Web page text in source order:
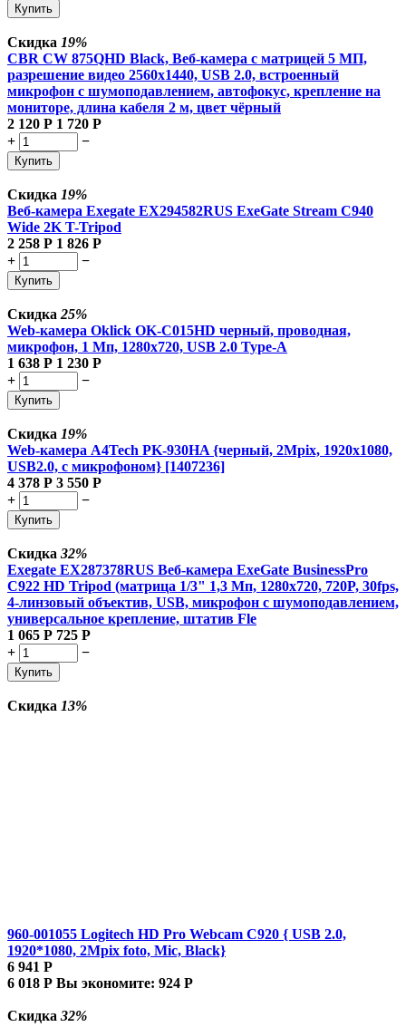
Купить
Скидка 19%
CBR CW 875QHD Black, Веб-камера с матрицей 5 МП,
разрешение видео 2560х1440, USB 2.0, встроенный
микрофон с шумоподавлением, автофокус, крепление на
мониторе, длина кабеля 2 м, цвет чёрный
2 120 Р 1 720 Р
+
−
Купить
Скидка 19%
Веб-камера Exegate EX294582RUS ExeGate Stream C940
Wide 2K T-Tripod
2 258 Р 1 826 Р
+
−
Купить
Скидка 25%
Web-камера Oklick OK-C015HD черный, проводная,
микрофон, 1 Мп, 1280x720, USB 2.0 Type-A
1 638 Р 1 230 Р
+
−
Купить
Скидка 19%
Web-камера A4Tech PK-930HA {черный, 2Mpix, 1920x1080,
USB2.0, с микрофоном} [1407236]
4 378 Р 3 550 Р
+
−
Купить
Скидка 32%
Exegate EX287378RUS Веб-камера ExeGate BusinessPro
C922 HD Tripod (матрица 1/3" 1,3 Мп, 1280х720, 720P, 30fps,
4-линзовый объектив, USB, микрофон с шумоподавлением,
универсальное крепление, штатив Fle
1 065 Р 725 Р
+
−
Купить
Скидка 13%
960-001055 Logitech HD Pro Webcam C920 { USB 2.0,
1920*1080, 2Mpix foto, Mic, Black}
6 941 Р
6 018 Р Вы экономите: 924 Р
Скидка 32%